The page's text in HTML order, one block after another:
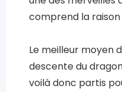
comprend la raison
Le meilleur moyen
descente du
voilà donc partis